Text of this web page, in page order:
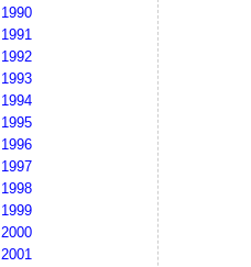
1990
1991
1992
1993
1994
1995
1996
1997
1998
1999
2000
2001